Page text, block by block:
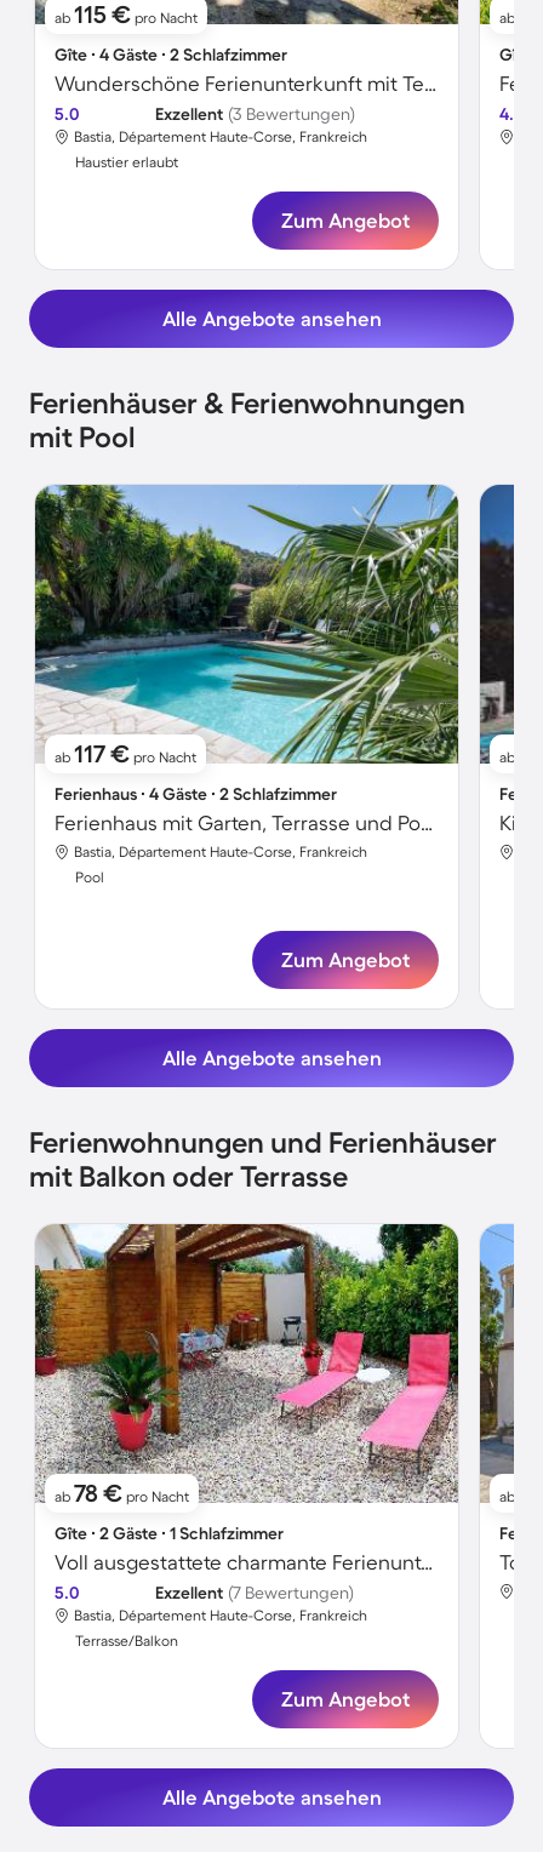
ab 115 € pro Nacht
Gîte ∙ 4 Gäste ∙ 2 Schlafzimmer
Wunderschöne Ferienunterkunft mit Terrasse, Grill und Garten | Haustiere sind willkommen
5.0 Exzellent (3 Bewertungen)
Bastia, Département Haute-Corse, Frankreich
Haustier erlaubt
Zum Angebot
ab
Gîte
4.3
Alle Angebote ansehen
Ferienhäuser & Ferienwohnungen
mit Pool
ab 117 € pro Nacht
Ferienhaus ∙ 4 Gäste ∙ 2 Schlafzimmer
Ferienhaus mit Garten, Terrasse und Pool | Bergblick
Bastia, Département Haute-Corse, Frankreich
Pool
Zum Angebot
ab
Alle Angebote ansehen
Ferienwohnungen und Ferienhäuser
mit Balkon oder Terrasse
ab 78 € pro Nacht
Gîte ∙ 2 Gäste ∙ 1 Schlafzimmer
Voll ausgestattete charmante Ferienunterkunft mit Grill, Terrasse und Garten
5.0 Exzellent (7 Bewertungen)
Bastia, Département Haute-Corse, Frankreich
Terrasse/Balkon
Zum Angebot
ab
Alle Angebote ansehen